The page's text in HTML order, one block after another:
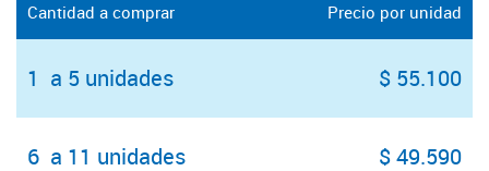
Cantidad a comprar Precio por unidad
1 a 5 unidades $ 55.100
6 a 11 unidades $ 49.590